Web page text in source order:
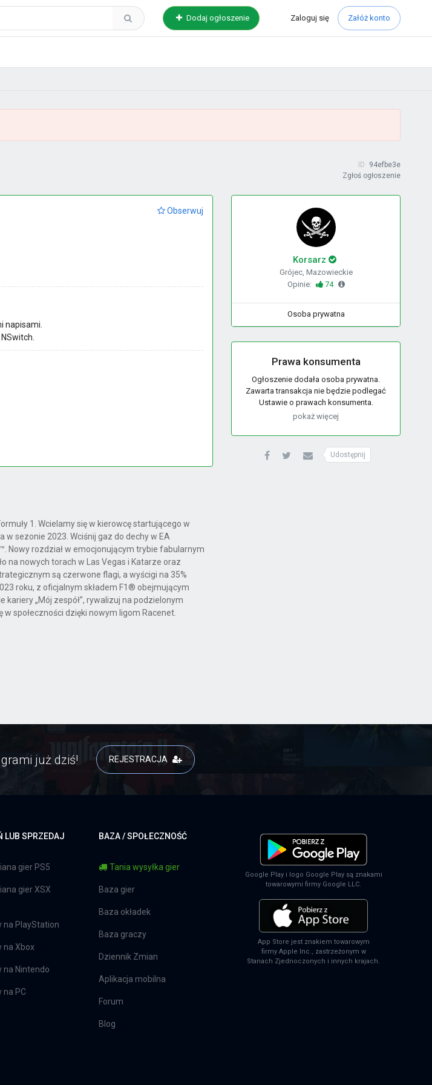
Dodaj ogłoszenie Zaloguj się Załóż konto
ID
94efbe3e
Zgłoś ogłoszenie
Obserwuj
napisami.
Korsarz
Grójec, Mazowieckie
Opinie:
74
Osoba prywatna
Prawa konsumenta
Ogłoszenie dodała osoba prywatna.
Zawarta transakcja nie będzie podlegać
Ustawie o prawach konsumenta.
pokaż więcej
Udostępnij
1. Wcielamy się w kierowcę startującego w
sezonie 2023. Wciśnij gaz do dechy w EA
Nowy rozdział w emocjonującym trybie fabularnym
na nowych torach w Las Vegas i Katarze oraz
są czerwone flagi, a wyścigi na 35%
roku, z oficjalnym składem F1® obejmującym
„Mój zespół”, rywalizuj na podzielonym
społeczności dzięki nowym ligom Racenet.
już dziś! REJESTRACJA
LUB SPRZEDAJ
gier PS5
gier XSX
na PlayStation
na Xbox
na Nintendo
na PC
BAZA / SPOŁECZNOŚĆ
Tania wysyłka gier
Baza gier
Baza okładek
Baza graczy
Dziennik Zmian
Aplikacja mobilna
Forum
Blog
Google Play i logo Google Play są znakami
towarowymi firmy Google LLC.
App Store jest znakiem towarowym
firmy Apple Inc., zastrzeżonym w
Stanach Zjednoczonych i innych krajach.